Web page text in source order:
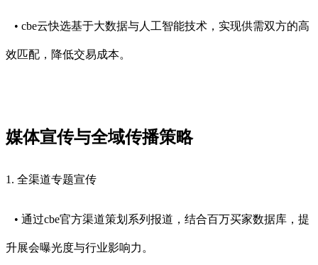
• cbe云快选基于大数据与人工智能技术，实现供需双方的高
效匹配，降低交易成本。
媒体宣传与全域传播策略
1. 全渠道专题宣传
• 通过cbe官方渠道策划系列报道，结合百万买家数据库，提
升展会曝光度与行业影响力。